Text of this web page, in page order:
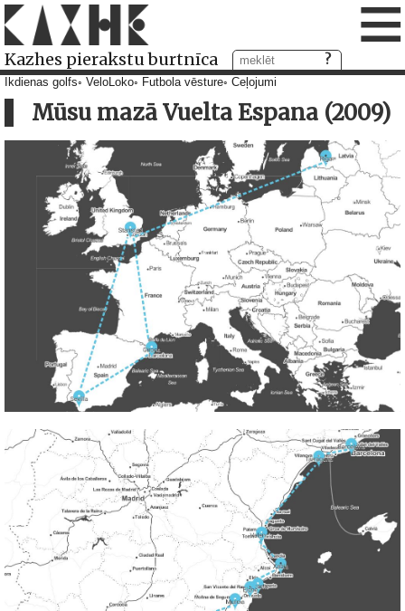
Kazhes pierakstu burtnīca ≡
Ikdienas golfs VeloLoko Futbola vēsture Ceļojumi
Mūsu mazā Vuelta Espana (2009)